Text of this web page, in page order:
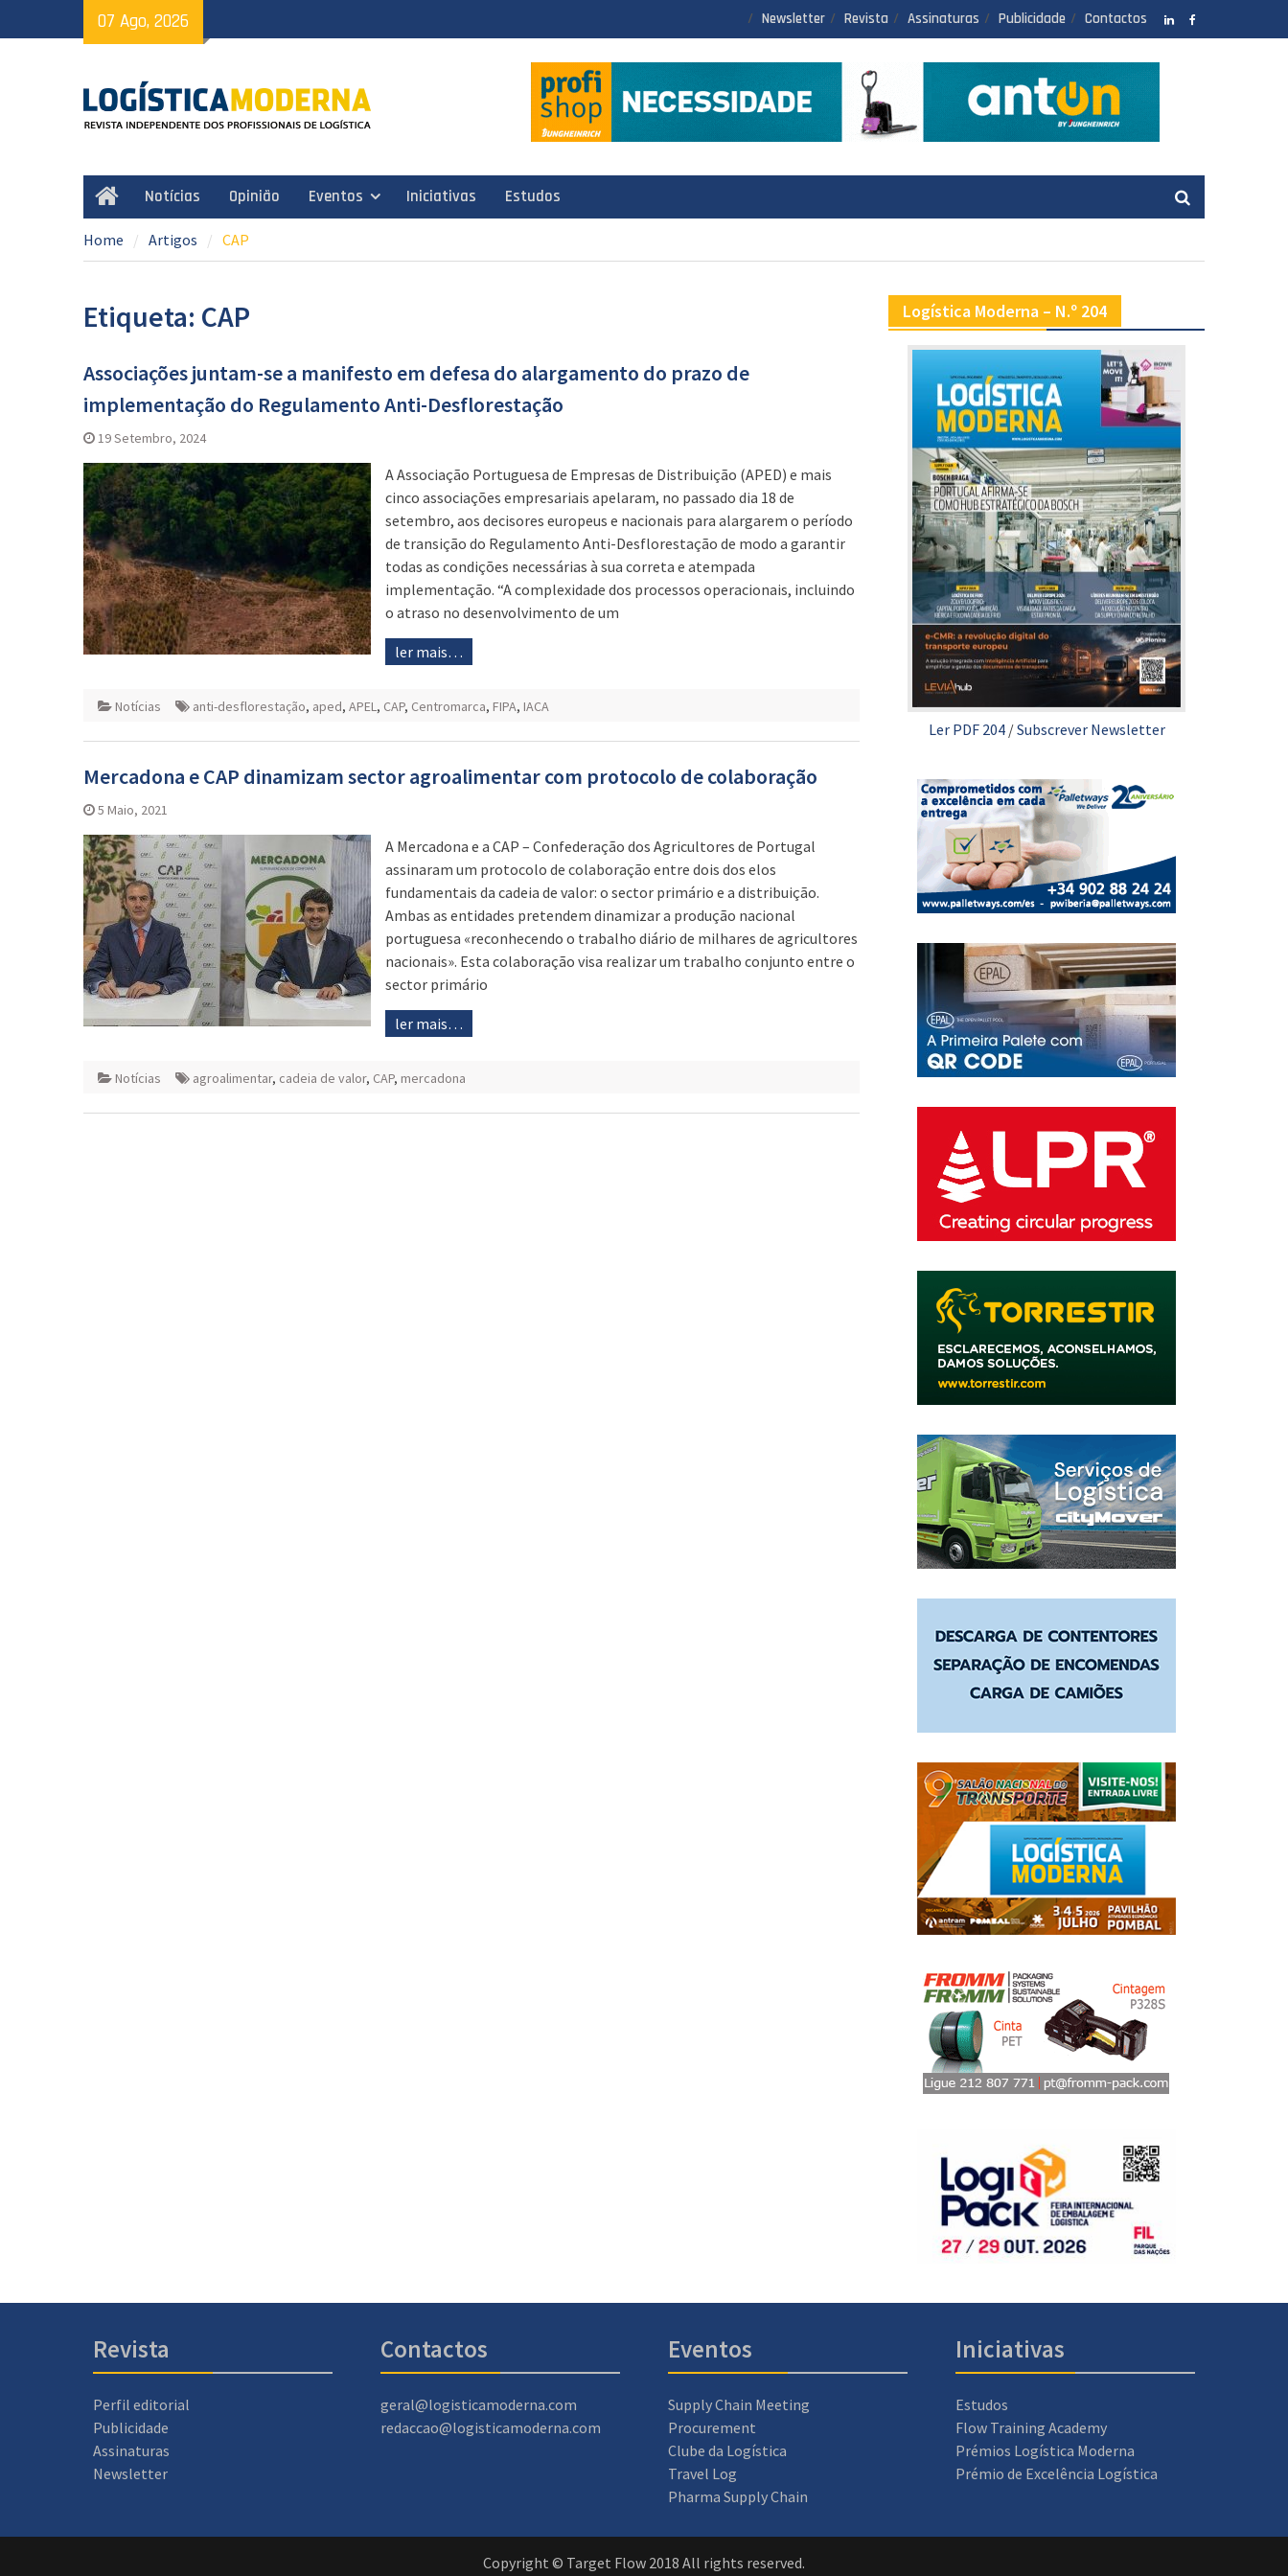
to
07 Ago, 2026 Newsletter Revista Assinaturas Publicidade Contactos
HomeNotícias Opinião Eventos Iniciativas Estudos
Home Artigos CAP
Etiqueta: CAP
Associações juntam-se a manifesto em defesa do alargamento do prazo de
implementação do Regulamento Anti-Desflorestação
19 Setembro, 2024
A Associação Portuguesa de Empresas de Distribuição (APED) e mais
cinco associações empresariais apelaram, no passado dia 18 de
setembro, aos decisores europeus e nacionais para alargarem o período
de transição do Regulamento Anti-Desflorestação de modo a garantir
todas as condições necessárias à sua correta e atempada
implementação. “A complexidade dos processos operacionais, incluindo
o atraso no desenvolvimento de um
ler mais…
Notícias anti-desflorestação, aped, APEL , CAP, Centromarca, FIPA, IACA
Mercadona e CAP dinamizam sector agroalimentar com protocolo de colaboração
5 Maio, 2021
A Mercadona e a CAP – Confederação dos Agricultores de Portugal
assinaram um protocolo de colaboração entre dois dos elos
fundamentais da cadeia de valor: o sector primário e a distribuição.
Ambas as entidades pretendem dinamizar a produção nacional
portuguesa «reconhecendo o trabalho diário de milhares de agricultores
nacionais». Esta colaboração visa realizar um trabalho conjunto entre o
sector primário
ler mais…
Notícias agroalimentar, cadeia de valor, CAP, mercadona
Logística Moderna – N.º 204
Ler PDF 204/Subscrever Newsletter
Revista
Perfil editorial
Publicidade
Assinaturas
Newsletter
Contactos
geral@logisticamoderna.com
redaccao@logisticamoderna.com
Eventos
Supply Chain Meeting
Procurement
Clube da Logística
Travel Log
Pharma Supply Chain
Iniciativas
Estudos
Flow Training Academy
Prémios Logística Moderna
Prémio de Excelência Logística
Copyright © Target Flow 2018 All rights reserved.